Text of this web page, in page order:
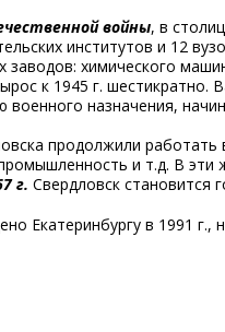
войны, в
институтов и 12
химического
к 1945 г.
назначения,
продолжили
и т.д. В
г. Свердловск становится
Екатеринбургу в 1991